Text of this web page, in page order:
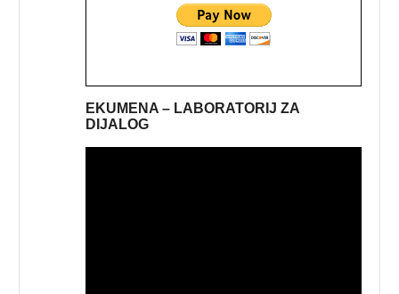
EKUMENA – LABORATORIJ ZA
DIJALOG